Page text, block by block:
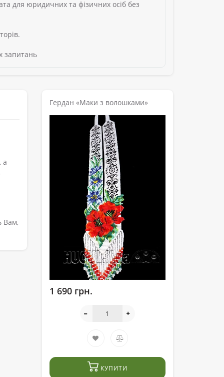
для юридичних та фізичних осіб без
запитань
а
Вам,
Гердан «Маки з волошками»
1 690 грн.
КУПИТИ